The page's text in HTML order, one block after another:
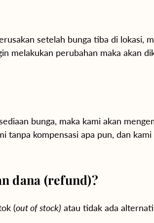
setelah bunga tiba di lokasi,
melakukan perubahan maka akan
bunga, maka kami akan
tanpa kompensasi apa pun, dan kami
dana (refund)?
(out of stock) atau tidak ada